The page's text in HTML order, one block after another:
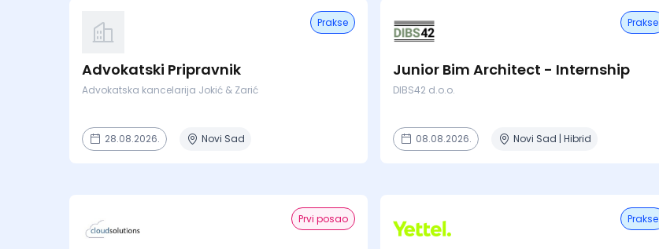
Prakse
Advokatski Pripravnik
Advokatska kancelarija Jokić & Zarić
28.08.2026. Novi Sad
Prakse
Junior Bim Architect - Internship
DIBS42 d.o.o.
08.08.2026. Novi Sad | Hibrid
Prvi posao Prakse